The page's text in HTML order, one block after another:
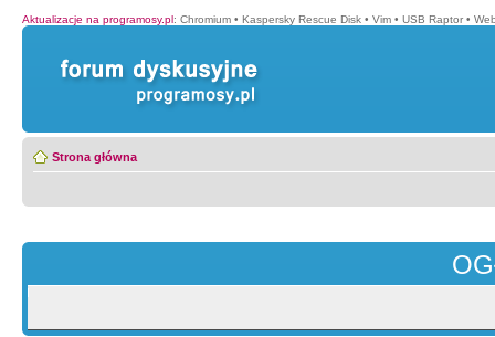
Aktualizacje na programosy.pl: Chromium • Kaspersky Rescue Disk • Vim • USB Raptor •
Strona główna